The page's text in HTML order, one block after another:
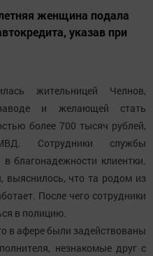
женщина подала
указав при
жительницей Челнов,
и желающей стать
более 700 тысяч рублей,
Сотрудники службы
благонадежности клиентки.
что та родом из
После чего сотрудники
в полицию.
в афере были задействованы
незнакомые друг с